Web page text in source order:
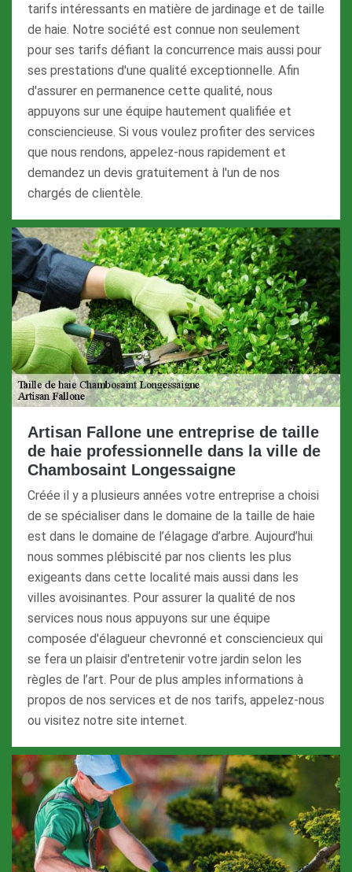
tarifs intéressants en matière de jardinage et de taille
de haie. Notre société est connue non seulement
pour ses tarifs défiant la concurrence mais aussi pour
ses prestations d'une qualité exceptionnelle. Afin
d'assurer en permanence cette qualité, nous
appuyons sur une équipe hautement qualifiée et
consciencieuse. Si vous voulez profiter des services
que nous rendons, appelez-nous rapidement et
demandez un devis gratuitement à l'un de nos
chargés de clientèle.
Artisan Fallone une entreprise de taille
de haie professionnelle dans la ville de
Chambosaint Longessaigne
Créée il y a plusieurs années votre entreprise a choisi
de se spécialiser dans le domaine de la taille de haie
est dans le domaine de l’élagage d’arbre. Aujourd’hui
nous sommes plébiscité par nos clients les plus
exigeants dans cette localité mais aussi dans les
villes avoisinantes. Pour assurer la qualité de nos
services nous nous appuyons sur une équipe
composée d'élagueur chevronné et consciencieux qui
se fera un plaisir d'entretenir votre jardin selon les
règles de l’art. Pour de plus amples informations à
propos de nos services et de nos tarifs, appelez-nous
ou visitez notre site internet.